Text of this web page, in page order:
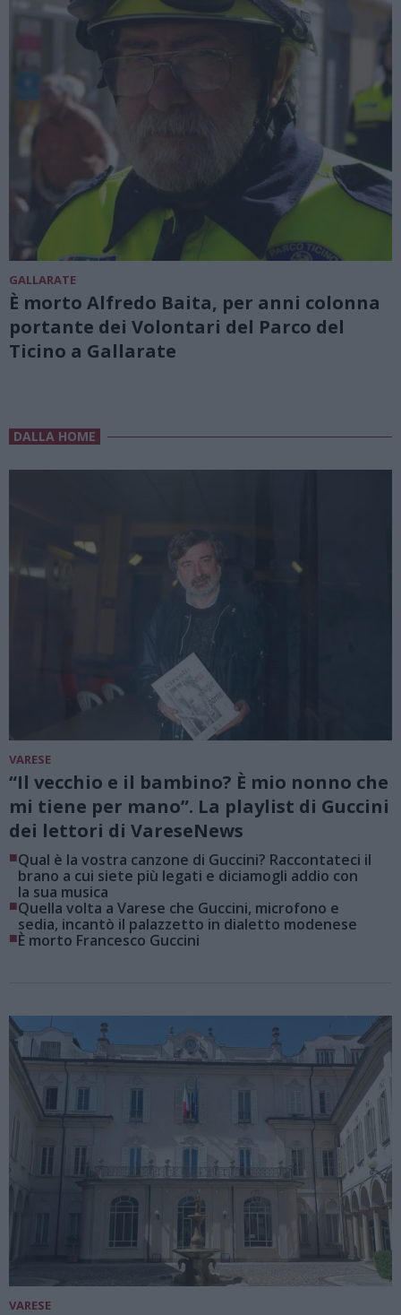
GALLARATE
È morto Alfredo Baita, per anni colonna
portante dei Volontari del Parco del
Ticino a Gallarate
DALLA HOME
VARESE
“Il vecchio e il bambino? È mio nonno che
mi tiene per mano”. La playlist di Guccini
dei lettori di VareseNews
■Qual è la vostra canzone di Guccini? Raccontateci il
brano a cui siete più legati e diciamogli addio con
la sua musica
■Quella volta a Varese che Guccini, microfono e
sedia, incantò il palazzetto in dialetto modenese
■È morto Francesco Guccini
VARESE